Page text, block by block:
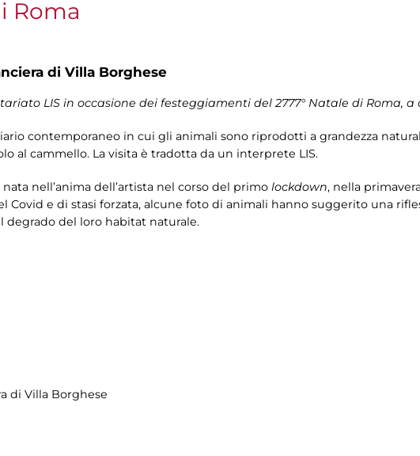
Roma
di Villa Borghese
LIS in occasione dei festeggiamenti del 2777° Natale di Roma, a
contemporaneo in cui gli animali sono riprodotti a grandezza
al cammello. La visita è tradotta da un interprete LIS.
nata nell’anima dell’artista nel corso del primo lockdown, nella
Covid e di stasi forzata, alcune foto di animali hanno suggerito una
degrado del loro habitat naturale.
di Villa Borghese